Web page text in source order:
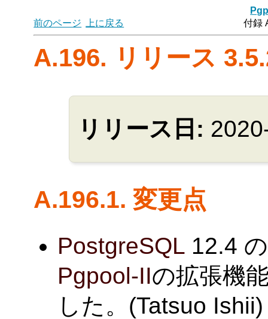
前のページ
上に戻る 付録
A.196. リリース
リリース日:
A.196.1. 変更点
PostgreSQL 12.4
Pgpool-IIの拡張機
した。(Tatsuo Ishii)